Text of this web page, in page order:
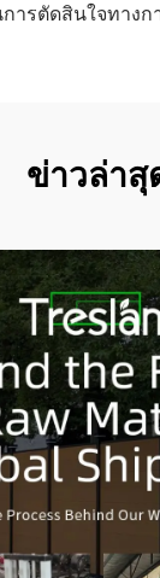
การตัดสินใจทาง
ข่าวล่าสุ